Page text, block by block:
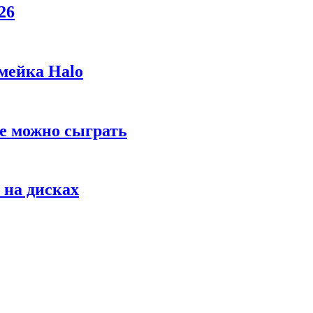
Halo
можно сыграть
дисках